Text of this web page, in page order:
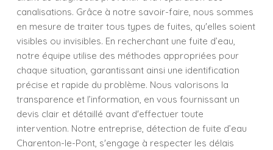
canalisations. Grâce à notre savoir-faire, nous sommes
en mesure de traiter tous types de fuites, qu'elles soient
visibles ou invisibles. En recherchant une fuite d’eau,
notre équipe utilise des méthodes appropriées pour
chaque situation, garantissant ainsi une identification
précise et rapide du problème. Nous valorisons la
transparence et l’information, en vous fournissant un
devis clair et détaillé avant d'effectuer toute
intervention. Notre entreprise, détection de fuite d’eau
Charenton-le-Pont, s'engage à respecter les délais